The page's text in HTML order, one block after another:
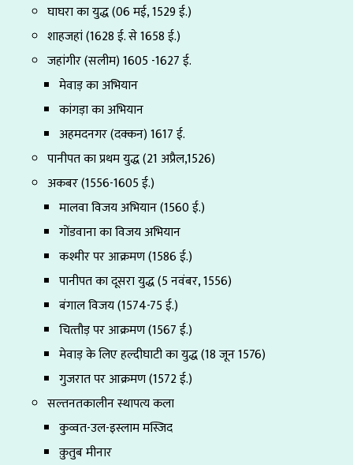
घाघरा का युद्ध (06 मई, 1529 ई.)
शाहजहां (1628 ई. से 1658 ई.)
जहांगीर (सलीम) 1605 -1627 ई.
मेवाड़ का अभियान
कांगड़ा का अभियान
अहमदनगर (दक्कन) 1617 ई.
पानीपत का प्रथम युद्ध (21 अप्रैल,1526)
अकबर (1556-1605 ई.)
मालवा विजय अभियान (1560 ई.)
गोंडवाना का विजय अभियान
कश्मीर पर आक्रमण (1586 ई.)
पानीपत का दूसरा युद्ध (5 नवंबर, 1556)
बंगाल विजय (1574-75 ई.)
चित्‍तौड़ पर आक्रमण (1567 ई.)
मेवाड़ के लिए हल्दीघाटी का युद्ध (18 जून 1576)
गुजरात पर आक्रमण (1572 ई.)
सल्तनतकालीन स्थापत्य कला
कुव्वत-उल-इस्लाम मस्जिद
क़ुतुब मीनार